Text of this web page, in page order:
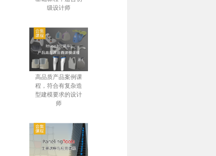
级设计师
高品质产品案例课
程，符合有复杂造
型建模要求的设计
师